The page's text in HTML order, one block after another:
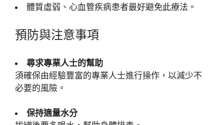
體質虛弱、心血管疾病患者最好避免此療法。
預防與注意事項
尋求專業人士的幫助
須確保由經驗豐富的專業人士進行操作，以減少不
必要的風險。
保持適量水分